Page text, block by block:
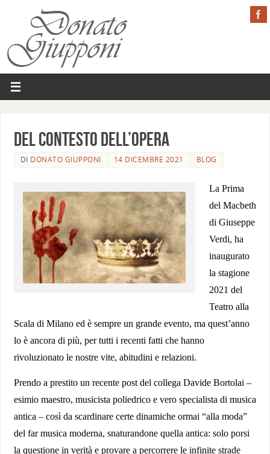
DEL CONTESTO DELL’OPERA
DI DONATO GIUPPONI 14 DICEMBRE 2021 BLOG
La Prima
del Macbeth
di Giuseppe
Verdi, ha
inaugurato
la stagione
2021 del
Teatro alla
Scala di Milano ed è sempre un grande evento, ma quest’anno
lo è ancora di più, per tutti i recenti fatti che hanno
rivoluzionato le nostre vite, abitudini e relazioni.
Prendo a prestito un recente post del collega Davide Bortolai –
esimio maestro, musicista poliedrico e vero specialista di musica
antica – così da scardinare certe dinamiche ormai “alla moda”
del far musica moderna, snaturandone quella antica: solo porsi
la questione in verità e provare a percorrere le infinite strade